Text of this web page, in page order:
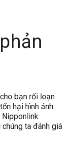
bạn rối loạn
hại hình ảnh
Nipponlink
ta đánh giá